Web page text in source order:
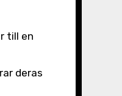
till en
deras